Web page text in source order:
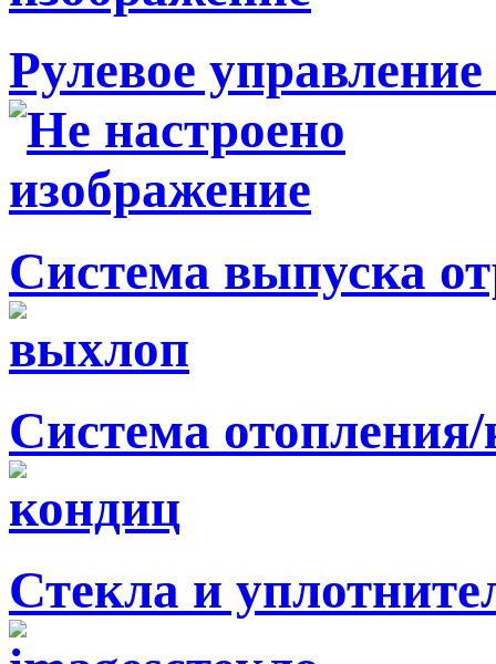
Рулевое управление
Система выпуска
Система
Стекла и